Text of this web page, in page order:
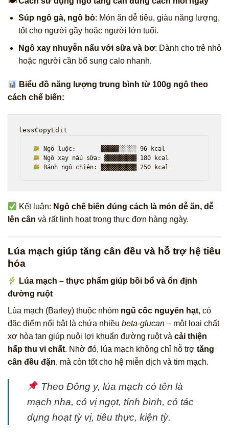
Súp ngô gà, ngô bò: Món ăn dễ tiêu, giàu năng lượng,
tốt cho người gầy hoặc người lớn tuổi.
Ngô xay nhuyễn nấu với sữa và bơ: Dành cho trẻ nhỏ
hoặc người cần bổ sung calo nhanh.
Biểu đồ năng lượng trung bình từ 100g ngô theo
cách chế biến:
lessCopyEdit
Kết luận: Ngô chế biến đúng cách là món dễ ăn, dễ
lên cân và rất linh hoạt trong thực đơn hàng ngày.
Lúa mạch giúp tăng cân đều và hỗ trợ hệ tiêu
hóa
Lúa mạch – thực phẩm giúp bồi bổ và ổn định
đường ruột
Lúa mạch (Barley) thuộc nhóm ngũ cốc nguyên hạt, có
đặc điểm nổi bật là chứa nhiều beta-glucan – một loại chất
xơ hòa tan giúp nuôi lợi khuẩn đường ruột và cải thiện
hấp thu vi chất. Nhờ đó, lúa mạch không chỉ hỗ trợ tăng
cân đều đặn, mà còn tốt cho hệ miễn dịch và tim mạch.
Theo Đông y, lúa mạch có tên là
mạch nha, có vị ngọt, tính bình, có tác
dụng hoạt tỳ vị, tiêu thực, kiện tỳ.